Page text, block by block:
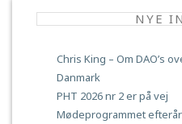
NYE
Chris King – Om DAO’s
Danmark
PHT 2026 nr 2 er på vej
Mødeprogrammet